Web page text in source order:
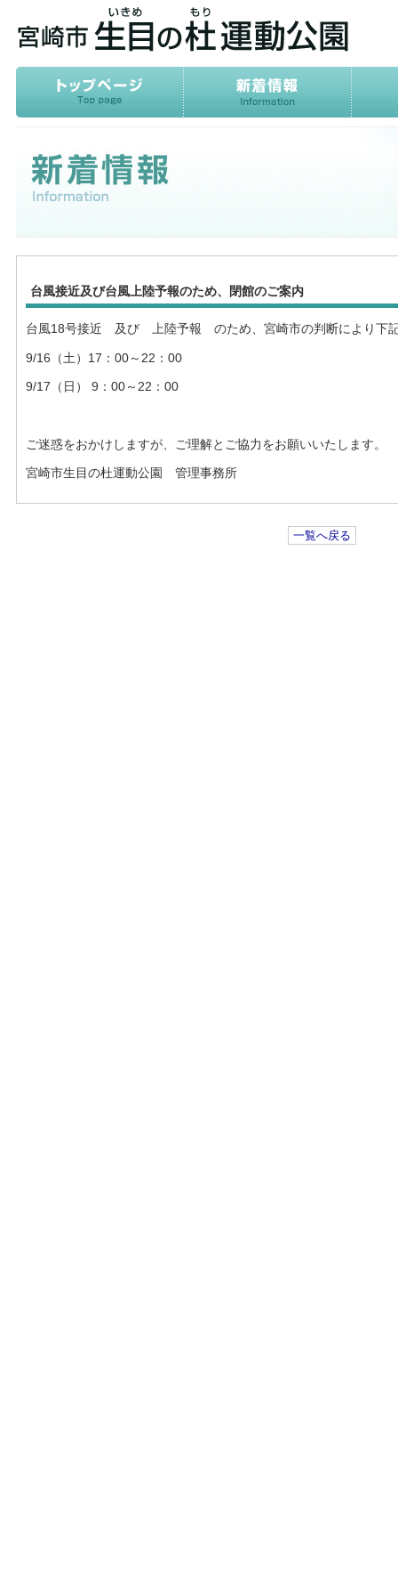
台風接近及び台風上陸予報のため、閉館のご案内
台風18号接近 及び 上陸予報 のため、宮崎市の判断により下記
9/16（土）17：00～22：00
9/17（日） 9：00～22：00
ご迷惑をおかけしますが、ご理解とご協力をお願いいたします。
宮崎市生目の杜運動公園 管理事務所
一覧へ戻る